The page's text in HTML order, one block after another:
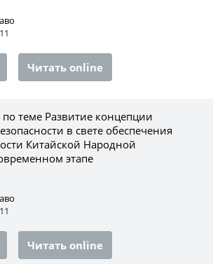
Читать online
теме Развитие концепции
в свете обеспечения
Китайской Народной
этапе
Читать online